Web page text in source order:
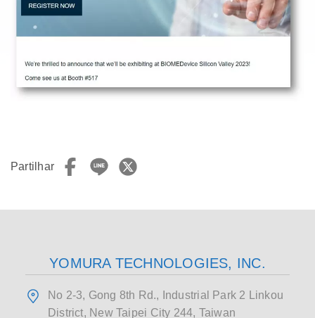
Partilhar
YOMURA TECHNOLOGIES, INC.
No 2-3, Gong 8th Rd., Industrial Park 2 Linkou
District, New Taipei City 244, Taiwan